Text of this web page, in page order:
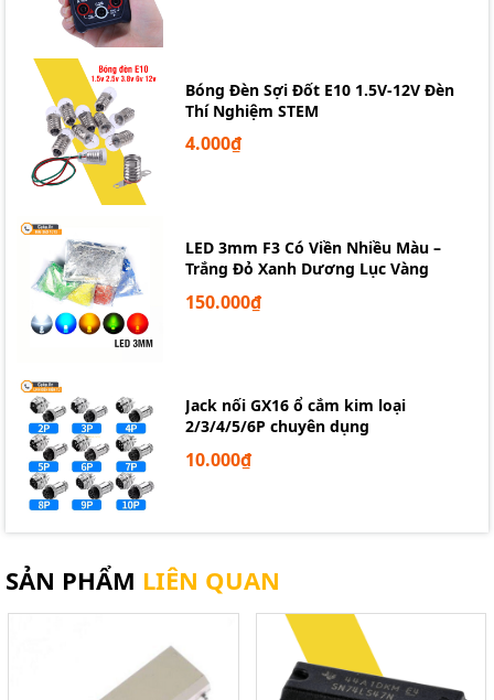
Bóng Đèn Sợi Đốt E10 1.5V-12V Đèn
Thí Nghiệm STEM
4.000₫
LED 3mm F3 Có Viền Nhiều Màu –
Trắng Đỏ Xanh Dương Lục Vàng
150.000₫
Jack nối GX16 ổ cắm kim loại
2/3/4/5/6P chuyên dụng
10.000₫
SẢN PHẨM LIÊN QUAN